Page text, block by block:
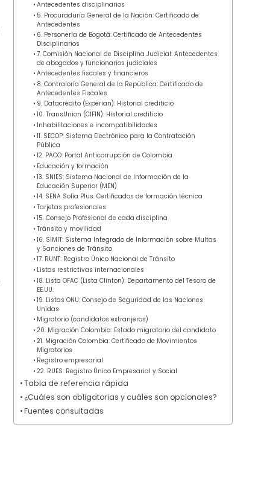
Antecedentes disciplinarios
5. Procuraduría General de la Nación: Certificado de
Antecedentes
6. Personería de Bogotá: Certificado de Antecedentes
Disciplinarios
7. Comisión Nacional de Disciplina Judicial: Antecedentes
de abogados y funcionarios judiciales
Antecedentes fiscales y financieros
8. Contraloría General de la República: Certificado de
Antecedentes Fiscales
9. Datacrédito (Experian): Historial crediticio
10. TransUnion (CIFIN): Historial crediticio
Inhabilitaciones e incompatibilidades
11. SECOP: Sistema Electrónico para la Contratación
Pública
12. PACO: Portal Anticorrupción de Colombia
Educación y formación
13. SNIES: Sistema Nacional de Información de la
Educación Superior (MEN)
14. SENA Sofia Plus: Certificados de formación técnica
Tarjetas profesionales
15. Consejo Profesional de cada disciplina
Tránsito y movilidad
16. SIMIT: Sistema Integrado de Información sobre Multas
y Sanciones de Tránsito
17. RUNT: Registro Único Nacional de Tránsito
Listas restrictivas internacionales
18. Lista OFAC (Lista Clinton): Departamento del Tesoro de
EE.UU.
19. Listas ONU: Consejo de Seguridad de las Naciones
Unidas
Migratorio (candidatos extranjeros)
20. Migración Colombia: Estado migratorio del candidato
21. Migración Colombia: Certificado de Movimientos
Migratorios
Registro empresarial
22. RUES: Registro Único Empresarial y Social
Tabla de referencia rápida
¿Cuáles son obligatorias y cuáles son opcionales?
Fuentes consultadas